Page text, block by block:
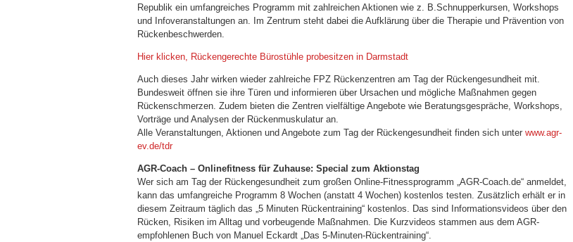
Republik ein umfangreiches Programm mit zahlreichen Aktionen wie z. B.Schnupperkursen, Workshops
und Infoveranstaltungen an. Im Zentrum steht dabei die Aufklärung über die Therapie und Prävention von
Rückenbeschwerden.
Hier klicken, Rückengerechte Bürostühle probesitzen in Darmstadt
Auch dieses Jahr wirken wieder zahlreiche FPZ Rückenzentren am Tag der Rückengesundheit mit.
Bundesweit öffnen sie ihre Türen und informieren über Ursachen und mögliche Maßnahmen gegen
Rückenschmerzen. Zudem bieten die Zentren vielfältige Angebote wie Beratungsgespräche, Workshops,
Vorträge und Analysen der Rückenmuskulatur an.
Alle Veranstaltungen, Aktionen und Angebote zum Tag der Rückengesundheit finden sich unter www.agr-
ev.de/tdr
AGR-Coach – Onlinefitness für Zuhause: Special zum Aktionstag
Wer sich am Tag der Rückengesundheit zum großen Online-Fitnessprogramm „AGR-Coach.de“ anmeldet,
kann das umfangreiche Programm 8 Wochen (anstatt 4 Wochen) kostenlos testen. Zusätzlich erhält er in
diesem Zeitraum täglich das „5 Minuten Rückentraining“ kostenlos. Das sind Informationsvideos über den
Rücken, Risiken im Alltag und vorbeugende Maßnahmen. Die Kurzvideos stammen aus dem AGR-
empfohlenen Buch von Manuel Eckardt „Das 5-Minuten-Rückentraining“.